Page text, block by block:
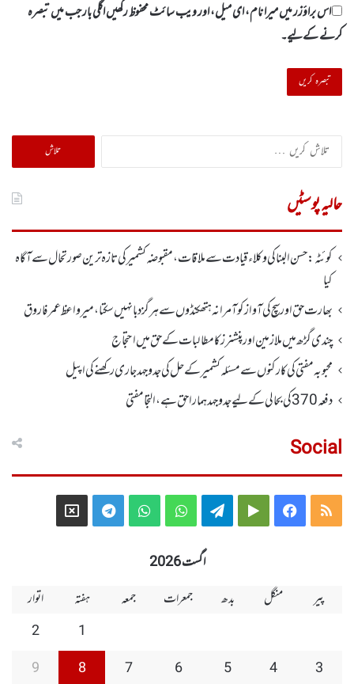
اس براؤزر میں میرا نام، ای میل، اور ویب سائٹ محفوظ رکھیں اگلی بار جب میں تبصرہ
کرنے کےلیے۔
تلاش
کریں
حالیہ پوسٹیں
کوئٹہ:حسن البنا کی وکلاء قیادت سے ملاقات، مقبوضہ کشمیرکی تازہ ترین صورتحال سے آگاہ
کیا
بھارت حق اور سچ کی آواز کو آمرانہ ہتھکنڈوں سے ہرگز دبا نہیں سکتا، میر واعظ عمر فاروق
چندی گڑھ میں ملازمین اور پنشنرز کا مطالبات کے حق میں احتجاج
محبوبہ مفتی کی کارکنوں سے مسئلہ کشمیر کے حل کی جدوجہد جاری رکھنے کی اپیل
دفعہ370کی بحالی کے لیے جدوجہد ہمارا حق ہے، التجا مفتی
Social
RSS
Facebook
Google
Telegram
WhatsApp
WhatsApp
Telegram
X
اگست 2026
پیر
منگل بدھ جمعرات جمعہ ہفتہ
اتوار
1
2
3
4
5
6
7
8
9